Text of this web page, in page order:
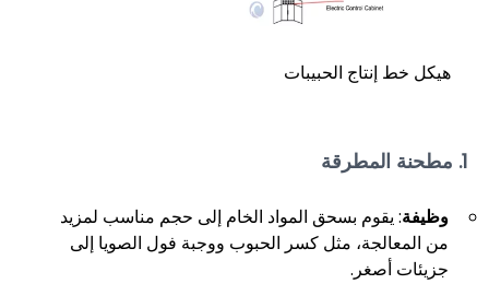
هيكل خط إنتاج الحبيبات
1. مطحنة المطرقة
وظيفة: يقوم بسحق المواد الخام إلى حجم مناسب لمزيد
من المعالجة، مثل كسر الحبوب ووجبة فول الصويا إلى
جزيئات أصغر.